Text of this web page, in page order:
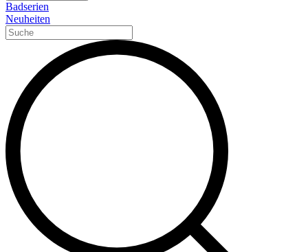
Badserien
Neuheiten